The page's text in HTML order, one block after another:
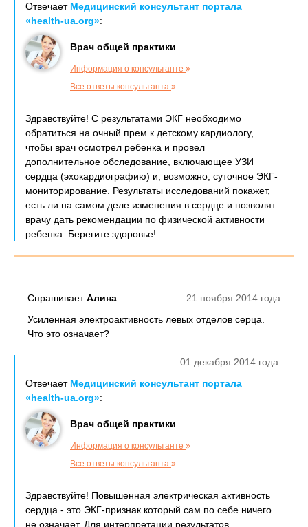
Отвечает Медицинский консультант портала
«health-ua.org»:
Врач общей практики
Информация о консультанте
Все ответы консультанта
Здравствуйте! С результатами ЭКГ необходимо
обратиться на очный прем к детскому кардиологу,
чтобы врач осмотрел ребенка и провел
дополнительное обследование, включающее УЗИ
сердца (эхокардиографию) и, возможно, суточное ЭКГ-
мониторирование. Результаты исследований покажет,
есть ли на самом деле изменения в сердце и позволят
врачу дать рекомендации по физической активности
ребенка. Берегите здоровье!
21 ноября 2014 года
СпрашиваетАлина:
Усиленная электроактивность левых отделов серца.
Что это означает?
01 декабря 2014 года
Отвечает Медицинский консультант портала
«health-ua.org»:
Врач общей практики
Информация о консультанте
Все ответы консультанта
Здравствуйте! Повышенная электрическая активность
сердца - это ЭКГ-признак который сам по себе ничего
не означает. Для интерпретации результатов